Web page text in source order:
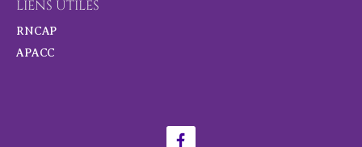
LIENS UTILES
RNCAP
APACC